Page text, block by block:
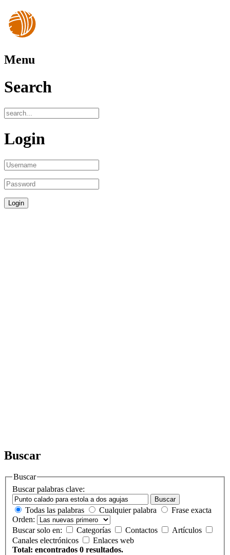
Menu
Search
Login
Buscar
Buscar
Buscar palabras clave:
Buscar
Todas las palabras Cualquier palabra
Frase exacta
Orden:
Buscar solo en:
Categorías Contactos
Artículos
Canales electrónicos
Enlaces web
Total: encontrados 0 resultados.